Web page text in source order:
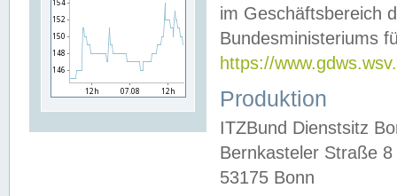
im Geschäftsbereich
Bundesministeriums
https://
Produktion
ITZBund Dienstsitz
Bernkasteler Straße 8
53175 Bonn